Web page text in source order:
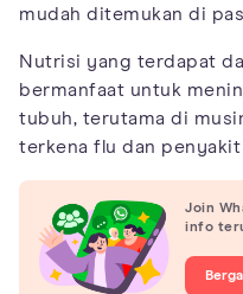
mudah ditemukan di
Nutrisi yang terdapat
bermanfaat untuk
tubuh, terutama di
terkena flu dan penyakit
Join
info